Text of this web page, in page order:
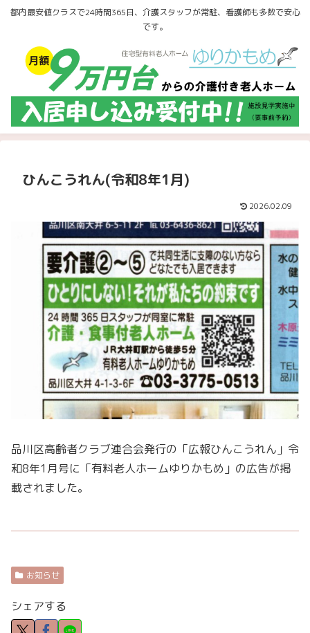
都内最安値クラスで24時間365日、介護スタッフが常駐、看護師も多数で安心
です。
ひんこうれん(令和8年1月)
2026.02.09
品川区高齢者クラブ連合会発行の「広報ひんこうれん」令
和8年1月号に「有料老人ホームゆりかもめ」の広告が掲
載されました。
お知らせ
シェアする